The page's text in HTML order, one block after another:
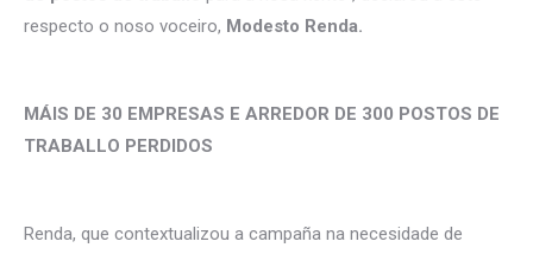
respecto o noso voceiro, Modesto Renda.
MÁIS DE 30 EMPRESAS E ARREDOR DE 300 POSTOS DE
TRABALLO PERDIDOS
Renda, que contextualizou a campaña na necesidade de